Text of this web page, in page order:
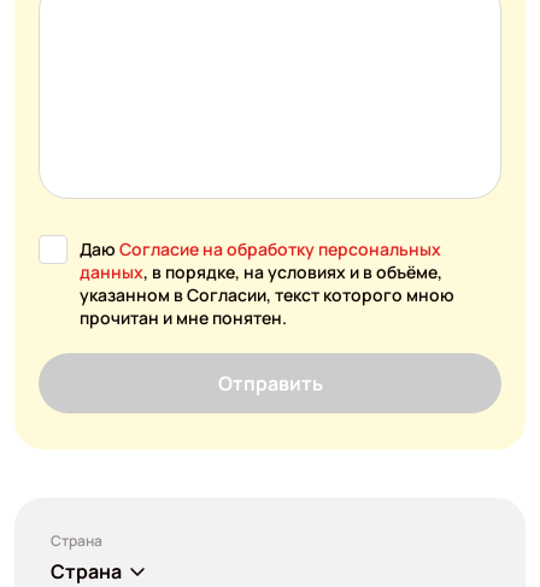
Даю Согласие на обработку персональных
данных, в порядке, на условиях и в объёме,
указанном в Согласии, текст которого мною
прочитан и мне понятен.
Отправить
Страна
Страна